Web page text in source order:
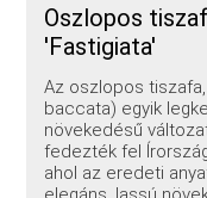
Oszlopos
'Fastigiata'
Az oszlopos
baccata) egyik
növekedésű
fedezték fel
ahol az eredeti